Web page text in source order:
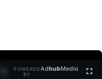
POWERED
BY
AdhubMedia